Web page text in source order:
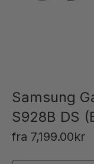
Samsung
S928B DS
fra 7,199.00kr